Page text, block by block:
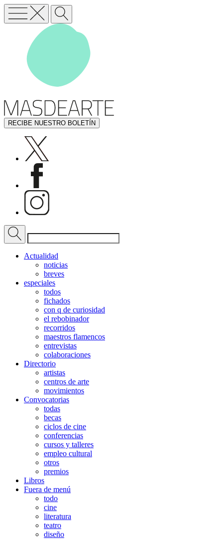
RECIBE NUESTRO BOLETÍN
Actualidad
noticias
breves
especiales
todos
fichados
con q de curiosidad
el rebobinador
recorridos
maestros flamencos
entrevistas
colaboraciones
Directorio
artistas
centros de arte
movimientos
Convocatorias
todas
becas
ciclos de cine
conferencias
cursos y talleres
empleo cultural
otros
premios
Libros
Fuera de menú
todo
cine
literatura
teatro
diseño